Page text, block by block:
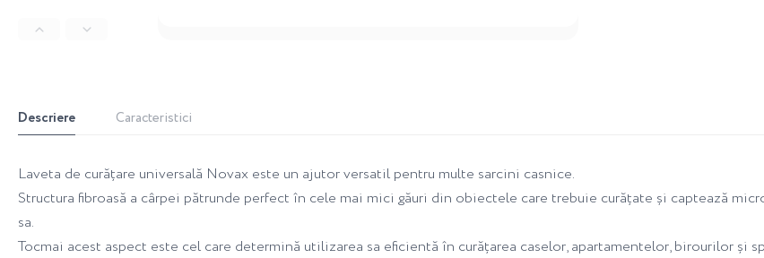
Descriere Caracteristici
Laveta de curățare universală Novax este un ajutor versatil pentru multe sarcini casnice.
Structura fibroasă a cârpei pătrunde perfect în cele mai mici găuri din obiectele care trebuie curățate și captează
sa.
Tocmai acest aspect este cel care determină utilizarea sa eficientă în curățarea caselor, apartamentelor, birourilor și